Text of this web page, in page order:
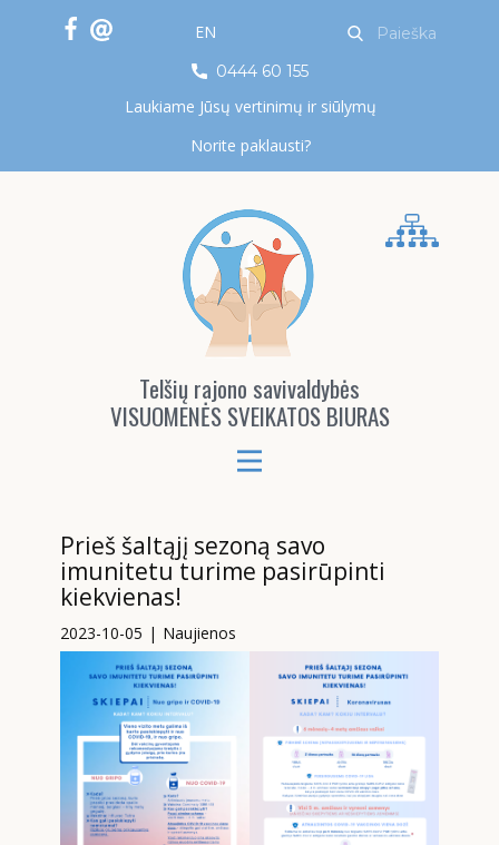
0444 60 155
Laukiame Jūsų vertinimų ir siūlymų
Norite paklausti?
EN
Telšių rajono savivaldybės
VISUOMENĖS SVEIKATOS BIURAS
Prieš šaltąjį sezoną savo
imunitetu turime pasirūpinti
kiekvienas!
2023-10-05 Naujienos